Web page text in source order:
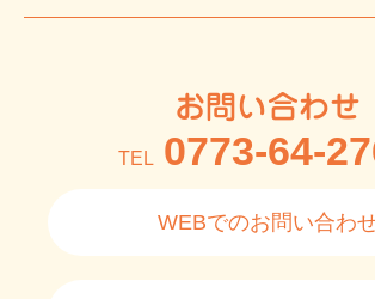
お問い合わせ
TEL 0773-64-
WEBでのお問い合わ